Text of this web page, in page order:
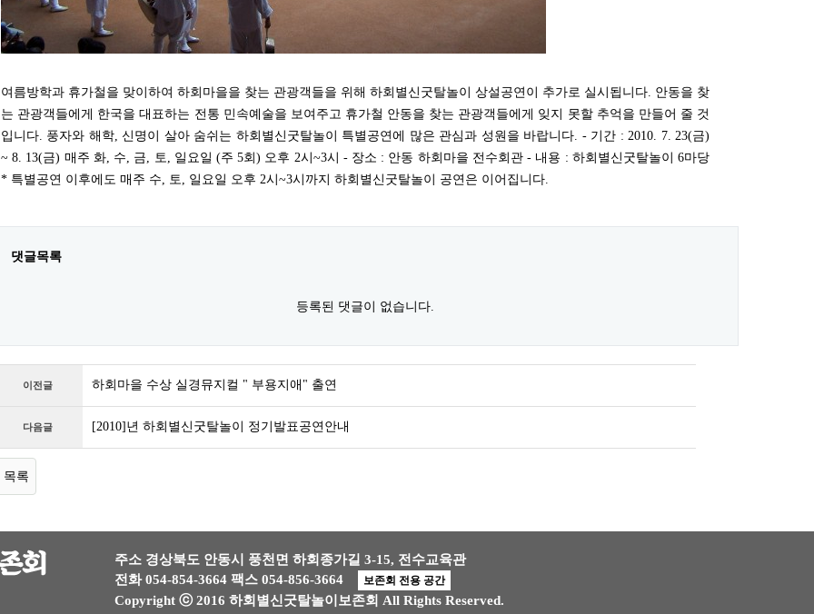
여름방학과 휴가철을 맞이하여 하회마을을 찾는 관광객들을 위해 하회별신굿탈놀이 상설공연이 추가로 실시됩니다. 안동을 찾
는 관광객들에게 한국을 대표하는 전통 민속예술을 보여주고 휴가철 안동을 찾는 관광객들에게 잊지 못할 추억을 만들어 줄 것
입니다. 풍자와 해학, 신명이 살아 숨쉬는 하회별신굿탈놀이 특별공연에 많은 관심과 성원을 바랍니다. - 기간 : 2010. 7. 23(금)
~ 8. 13(금) 매주 화, 수, 금, 토, 일요일 (주 5회) 오후 2시~3시 - 장소 : 안동 하회마을 전수회관 - 내용 : 하회별신굿탈놀이 6마당
* 특별공연 이후에도 매주 수, 토, 일요일 오후 2시~3시까지 하회별신굿탈놀이 공연은 이어집니다.
댓글목록
등록된 댓글이 없습니다.
이전글 하회마을 수상 실경뮤지컬 " 부용지애" 출연
다음글 [2010]년 하회별신굿탈놀이 정기발표공연안내
목록
주소 경상북도 안동시 풍천면 하회종가길 3-15, 전수교육관
전화 054-854-3664 팩스 054-856-3664 보존회 전용 공간
Copyright ⓒ 2016 하회별신굿탈놀이보존회 All Rights Reserved.